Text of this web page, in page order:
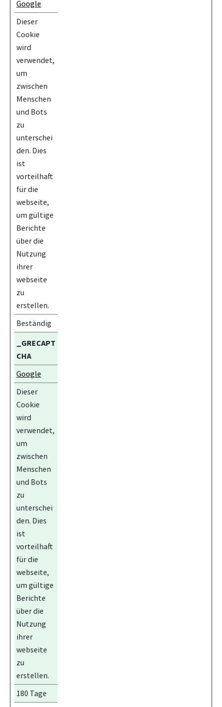
Google
Dieser
Cookie
wird
verwendet,
um
zwischen
Menschen
und Bots
zu
unterschei
den. Dies
ist
vorteilhaft
für die
webseite,
um gültige
Berichte
über die
Nutzung
ihrer
webseite
zu
erstellen.
Beständig
_GRECAPT
CHA
Google
Dieser
Cookie
wird
verwendet,
um
zwischen
Menschen
und Bots
zu
unterschei
den. Dies
ist
vorteilhaft
für die
webseite,
um gültige
Berichte
über die
Nutzung
ihrer
webseite
zu
erstellen.
180 Tage